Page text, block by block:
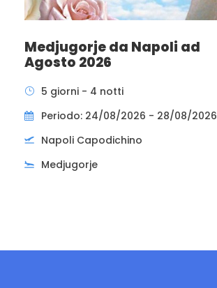
Medjugorje da Napoli ad
Agosto 2026
5 giorni - 4 notti
Periodo: 24/08/2026 - 28/08/2026
Napoli Capodichino
Medjugorje